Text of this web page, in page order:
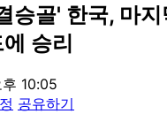
승골' 한국, 마
승리
후 10:05
공유하기